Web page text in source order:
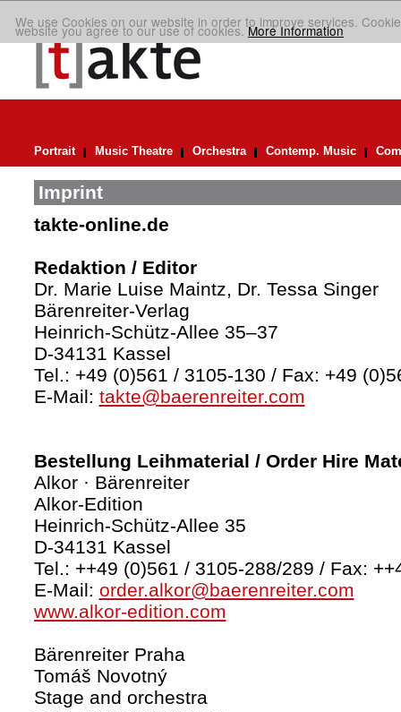
We use Cookies on our website in order to improve services.
website you agree to our use of cookies.More Information
Portrait Music Theatre Orchestra Contemp. Music
Imprint
takte-online.de
Redaktion / Editor
Dr. Marie Luise Maintz, Dr. Tessa Singer
Bärenreiter-Verlag
Heinrich-Schütz-Allee 35–37
D-34131 Kassel
Tel.: +49 (0)561 / 3105-130 / Fax: +49
E-Mail: takte@baerenreiter.com
Bestellung Leihmaterial / Order Hire
Alkor · Bärenreiter
Alkor-Edition
Heinrich-Schütz-Allee 35
D-34131 Kassel
Tel.: ++49 (0)561 / 3105-288/289 / Fax:
E-Mail: order.alkor@baerenreiter.com
www.alkor-edition.com
Bärenreiter Praha
Tomáš Novotný
Stage and orchestra